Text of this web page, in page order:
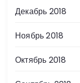
Декабрь 2018
Ноябрь 2018
Октябрь 2018